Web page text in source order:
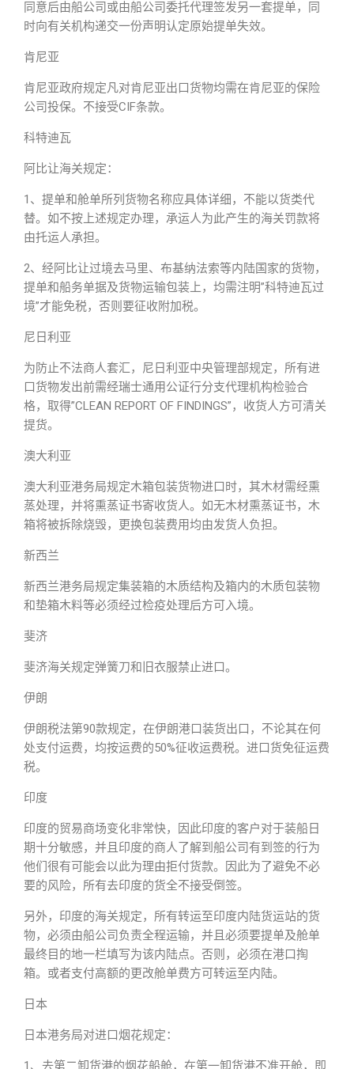
同意后由船公司或由船公司委托代理签发另一套提单，同
时向有关机构递交一份声明认定原始提单失效。
肯尼亚
肯尼亚政府规定凡对肯尼亚出口货物均需在肯尼亚的保险
公司投保。不接受CIF条款。
科特迪瓦
阿比让海关规定：
1、提单和舱单所列货物名称应具体详细，不能以货类代
替。如不按上述规定办理，承运人为此产生的海关罚款将
由托运人承担。
2、经阿比让过境去马里、布基纳法索等内陆国家的货物，
提单和船务单据及货物运输包装上，均需注明”科特迪瓦过
境”才能免税，否则要征收附加税。
尼日利亚
为防止不法商人套汇，尼日利亚中央管理部规定，所有进
口货物发出前需经瑞士通用公证行分支代理机构检验合
格，取得”CLEAN REPORT OF FINDINGS”，收货人方可清关
提货。
澳大利亚
澳大利亚港务局规定木箱包装货物进口时，其木材需经熏
蒸处理，并将熏蒸证书寄收货人。如无木材熏蒸证书，木
箱将被拆除烧毁，更换包装费用均由发货人负担。
新西兰
新西兰港务局规定集装箱的木质结构及箱内的木质包装物
和垫箱木料等必须经过检疫处理后方可入境。
斐济
斐济海关规定弹簧刀和旧衣服禁止进口。
伊朗
伊朗税法第90款规定，在伊朗港口装货出口，不论其在何
处支付运费，均按运费的50%征收运费税。进口货免征运费
税。
印度
印度的贸易商场变化非常快，因此印度的客户对于装船日
期十分敏感，并且印度的商人了解到船公司有到签的行为
他们很有可能会以此为理由拒付货款。因此为了避免不必
要的风险，所有去印度的货全不接受倒签。
另外，印度的海关规定，所有转运至印度内陆货运站的货
物，必须由船公司负责全程运输，并且必须要提单及舱单
最终目的地一栏填写为该内陆点。否则，必须在港口掏
箱。或者支付高额的更改舱单费方可转运至内陆。
日本
日本港务局对进口烟花规定：
1、去第二卸货港的烟花船舱，在第一卸货港不准开舱，即